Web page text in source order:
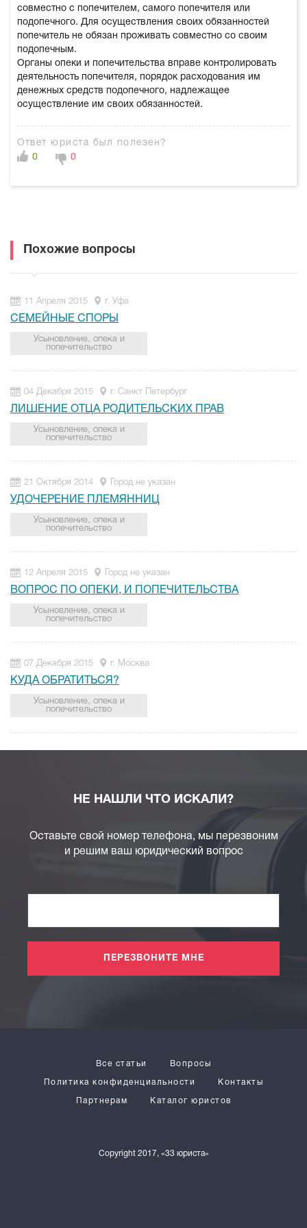
совместно с попечителем, самого попечителя или
подопечного. Для осуществления своих обязанностей
попечитель не обязан проживать совместно со своим
подопечным.
Органы опеки и попечительства вправе контролировать
деятельность попечителя, порядок расходования им
денежных средств подопечного, надлежащее
осуществление им своих обязанностей.
Ответ юриста был полезен?
0
0
Похожие вопросы
11 Апреля 2015 г. Уфа
СЕМЕЙНЫЕ СПОРЫ
Усыновление, опека и
попечительство
04 Декабря 2015 г. Санкт Петербург
ЛИШЕНИЕ ОТЦА РОДИТЕЛЬСКИХ ПРАВ
Усыновление, опека и
попечительство
21 Октября 2014 Город не указан
УДОЧЕРЕНИЕ ПЛЕМЯННИЦ
Усыновление, опека и
попечительство
12 Апреля 2015 Город не указан
ВОПРОС ПО ОПЕКИ, И ПОПЕЧИТЕЛЬСТВА
Усыновление, опека и
попечительство
07 Декабря 2015 г. Москва
КУДА ОБРАТИТЬСЯ?
Усыновление, опека и
попечительство
НЕ НАШЛИ ЧТО ИСКАЛИ?
Оставьте свой номер телефона, мы перезвоним
и решим ваш юридический вопрос
ПЕРЕЗВОНИТЕ МНЕ
Copyright 2017, «33 юриста»
Все статьи Вопросы
Политика конфиденциальности Контакты
Партнерам Каталог юристов